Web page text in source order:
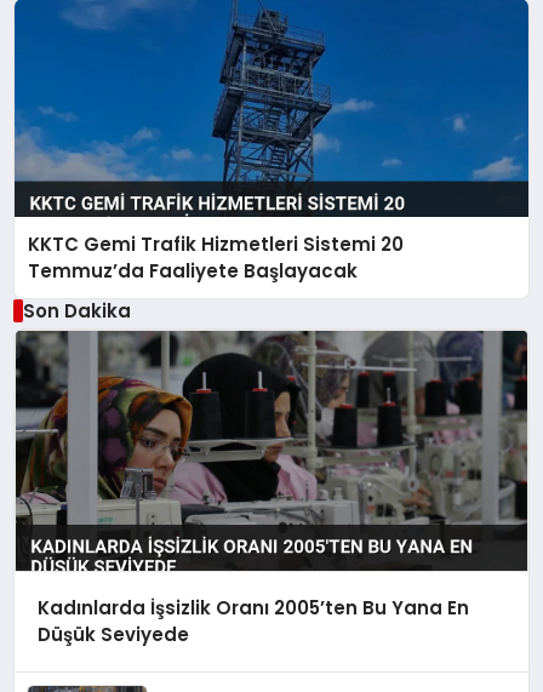
KKTC Gemi Trafik Hizmetleri Sistemi 20
Temmuz’da Faaliyete Başlayacak
Son Dakika
Kadınlarda İşsizlik Oranı 2005’ten Bu Yana En
Düşük Seviyede